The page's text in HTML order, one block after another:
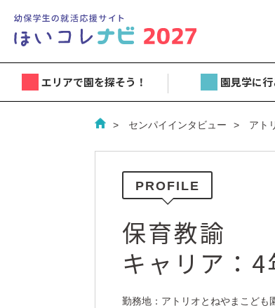
エリアで園を探そう！ 園見学に行
センパイインタビュー アト
PROFILE
保育教諭
キャリア：4
勤務地：アトリオとねやまこども